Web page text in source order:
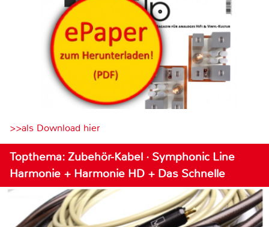
>>als Download hier
Topthema: Zubehör-Kabel · Symphonic Line
Harmonie + Harmonie HD + Das Schnelle